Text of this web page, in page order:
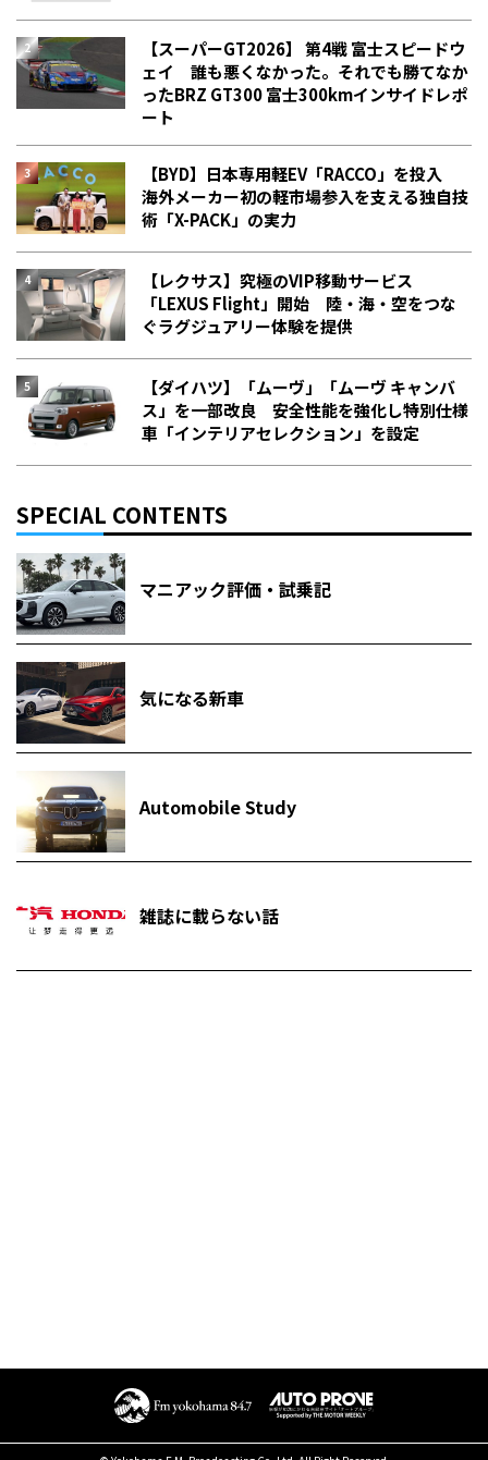
【スーパーGT2026】 第4戦 富士スピードウ
ェイ 誰も悪くなかった。それでも勝てなか
った――BRZ GT300 富士300kmインサイドレポ
ート
【BYD】日本専用軽EV「RACCO」を投入
海外メーカー初の軽市場参入を支える独自技
術「X-PACK」の実力
【レクサス】究極のVIP移動サービス
「LEXUS Flight」開始 陸・海・空をつな
ぐラグジュアリー体験を提供
【ダイハツ】「ムーヴ」「ムーヴ キャンバ
ス」を一部改良 安全性能を強化し特別仕様
車「インテリアセレクション」を設定
SPECIAL CONTENTS
マニアック評価・試乗記
気になる新車
Automobile Study
雑誌に載らない話